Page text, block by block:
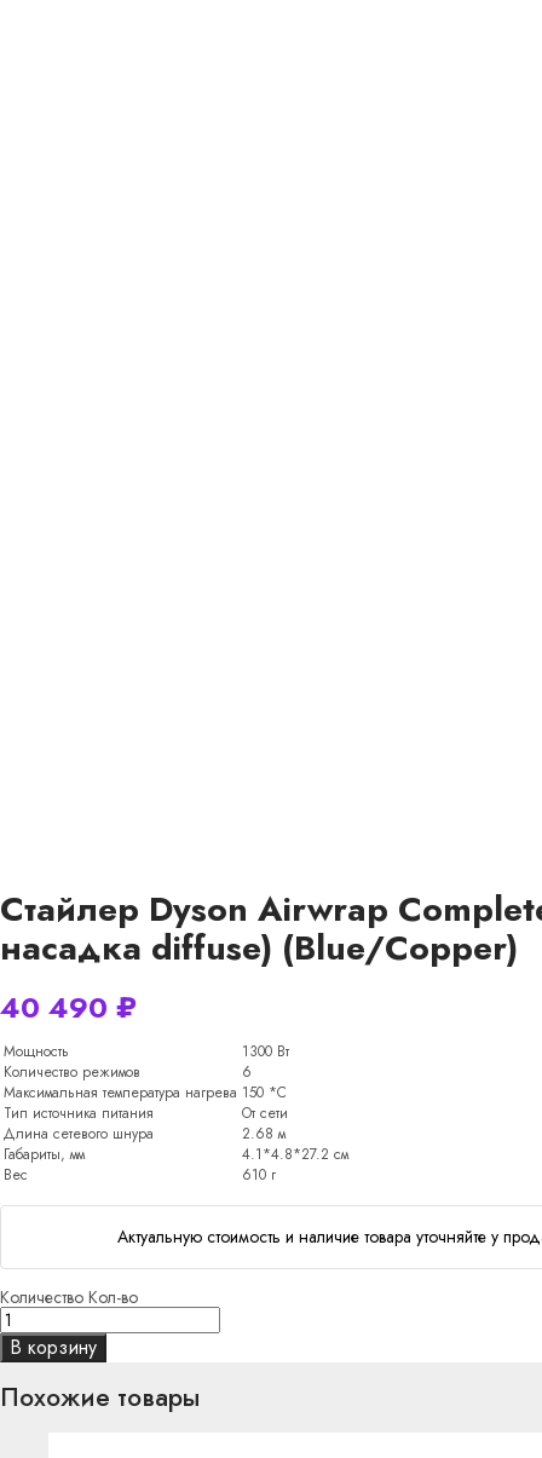
Стайлер Dyson Airwrap
насадка diffuse) (Blue/Copper)
40 490 ₽
Мощность
1300 Вт
Количество режимов
6
Максимальная температура нагрева 150 *С
Тип источника питания
От сети
Длина сетевого шнура
2.68 м
Габариты, мм
4.1*4.8*27.2 см
Вес
610 г
Актуальную стоимость и наличие товара уточняйте у
Количество Кол-во
В корзину
Похожие товары